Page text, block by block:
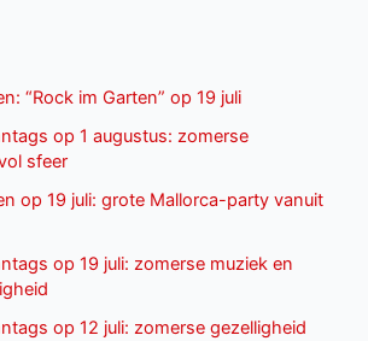
“Rock im Garten” op 19 juli
op 1 augustus: zomerse
sfeer
op 19 juli: grote Mallorca-party vanuit
op 19 juli: zomerse muziek en
op 12 juli: zomerse gezelligheid